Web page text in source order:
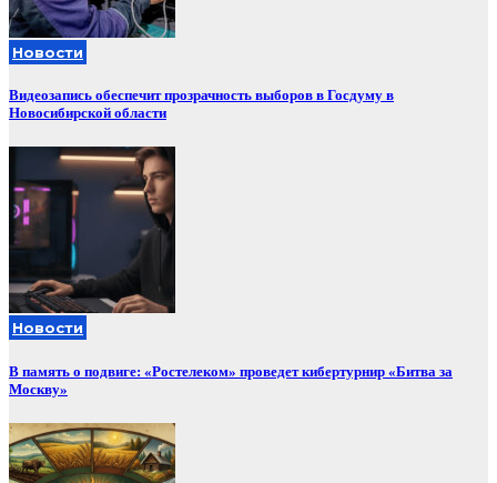
Новости
Видеозапись обеспечит прозрачность выборов в Госдуму в
Новосибирской области
Новости
В память о подвиге: «Ростелеком» проведет кибертурнир «Битва за
Москву»